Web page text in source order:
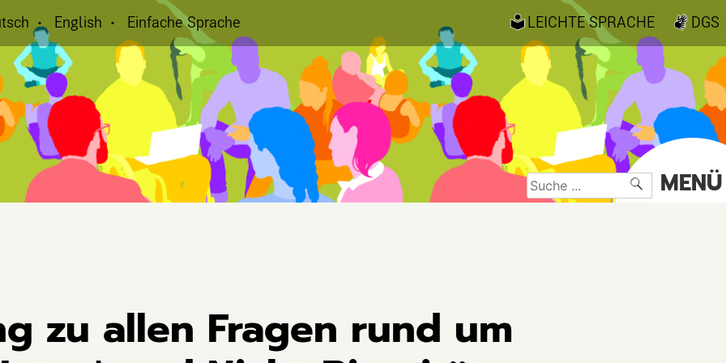
English Einfache Sprache DGS
LEICHTE SPRACHE
Suche
nach:
MENÜ
zu allen Fragen rund um